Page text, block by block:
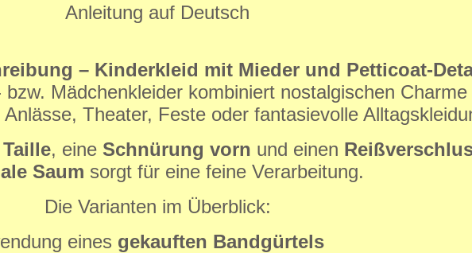
Anleitung auf Deutsch
– Kinderkleid mit Mieder und Petticoat-
Mädchenkleider kombiniert nostalgischen
Theater, Feste oder fantasievolle
, eine Schnürung vorn und einen
Saum sorgt für eine feine Verarbeitung.
Die Varianten im Überblick:
eines gekauften Bandgürtels